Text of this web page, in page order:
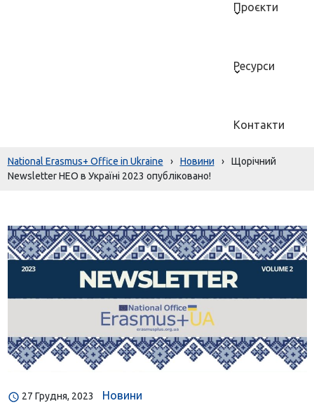
Проєкти
Ресурси
Контакти
National Erasmus+ Office in Ukraine › Новини ›
Щорічний
Newsletter НЕО в Україні 2023 опубліковано!
27 Грудня, 2023 Новини